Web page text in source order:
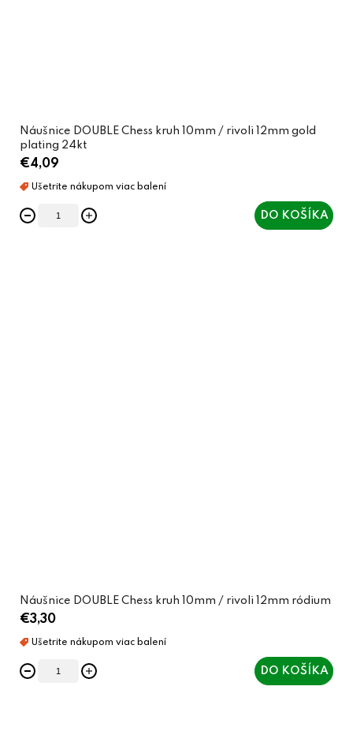
Náušnice DOUBLE Chess kruh 10mm / rivoli 12mm gold
plating 24kt
€4,09
DO KOŠÍKA
Náušnice DOUBLE Chess kruh 10mm / rivoli 12mm ródium
€3,30
DO KOŠÍKA